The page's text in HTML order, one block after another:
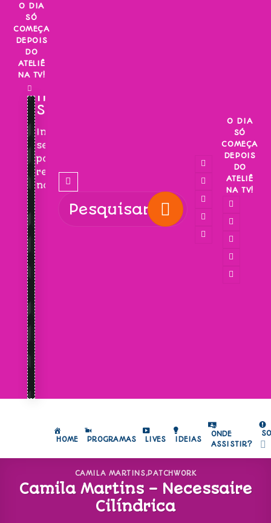
Skip
content
O DIA
SÓ
COMEÇA
DEPOIS
DO
ATELIÊ
NA TV!
INSCREVA-
SE!
Inscreva-
se
para
receber
novidades!
O DIA
SÓ
COMEÇA
DEPOIS
DO
ATELIÊ
NA TV!
HOME PROGRAMAS LIVES IDEIAS
ONDE
ASSISTIR?
CAMILA MARTINS,PATCHWORK
Camila Martins – Necessaire
Cilíndrica